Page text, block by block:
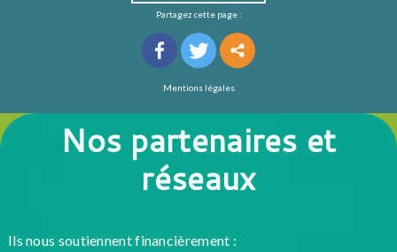
Partagez cette page :
Mentions légales
Nos partenaires et
réseaux
Ils nous soutiennent financièrement :